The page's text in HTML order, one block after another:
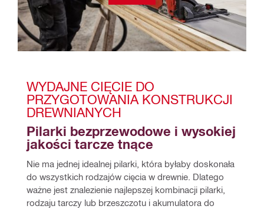
WYDAJNE CIĘCIE DO
PRZYGOTOWANIA KONSTRUKCJI
DREWNIANYCH
Pilarki bezprzewodowe i wysokiej
jakości tarcze tnące
Nie ma jednej idealnej pilarki, która byłaby doskonała
do wszystkich rodzajów cięcia w drewnie. Dlatego
ważne jest znalezienie najlepszej kombinacji pilarki,
rodzaju tarczy lub brzeszczotu i akumulatora do